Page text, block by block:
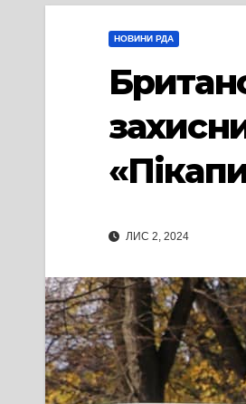
НОВИНИ РДА
ЛИС 2, 2024